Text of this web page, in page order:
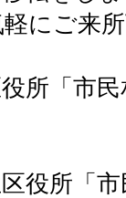
にご来
所「市
役所「